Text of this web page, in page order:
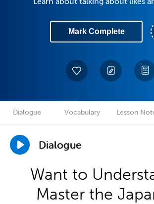
Mark Complete
Dialogue Vocabulary Lesson
Dialogue
Want to
Master the